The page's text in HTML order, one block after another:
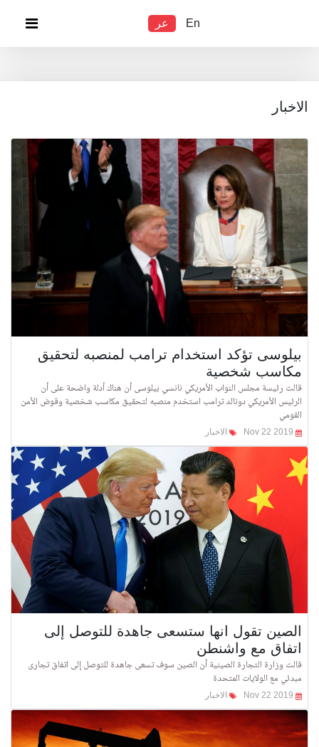
En عر
الاخبار
بيلوسى تؤكد استخدام ترامب لمنصبه لتحقيق
مكاسب شخصية
قالت رئيسة مجلس النواب الأمريكي نانسي بيلوسى أن هناك أدلة واضحة على أن
الرئيس الأمريكي دونالد ترامب استخدم منصبه لتحقيق مكاسب شخصية وقوض الأمن
القومي
الاخبار
الصين تقول انها ستسعى جاهدة للتوصل إلى
اتفاق مع واشنطن
قالت وزارة التجارة الصينية أن الصين سوف تسعى جاهدة للتوصل إلى اتفاق تجارى
مبدئي مع الولايات المتحدة
الاخبار